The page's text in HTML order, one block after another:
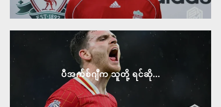
ပီအက်စ်ဂျီက သူတို့ ရင်ဆို...